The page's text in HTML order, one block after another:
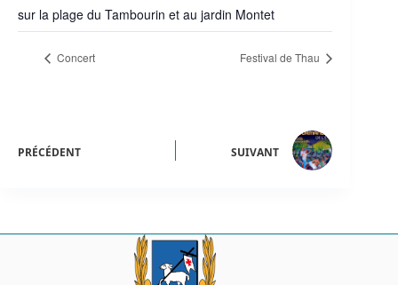
sur la plage du Tambourin et au jardin Montet
Concert Festival de Thau
PRÉCÉDENT SUIVANT